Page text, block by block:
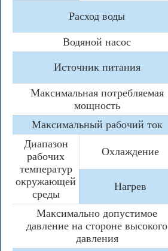
Расход воды
Водяной насос
Источник питания
Максимальная потребляемая
мощность
Максимальный рабочий ток
Диапазон
рабочих
температур
окружающей
среды
Охлаждение
Нагрев
Максимально допустимое
давление на стороне высокого
давления